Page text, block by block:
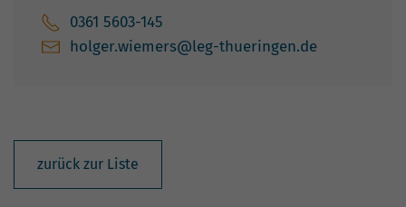
0361 5603-145
holger.wiemers@leg-thueringen.de
zurück zur Liste